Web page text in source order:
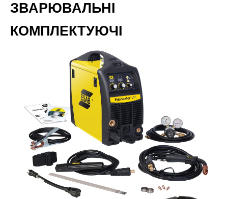
ЗВАРЮВАЛЬНІ
КОМПЛЕКТУЮЧІ